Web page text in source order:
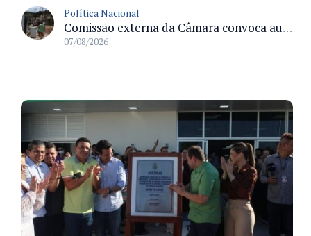
Política Nacional
Comissão externa da Câmara convoca audiência pública sobre chuvas na Zona da Mata de Minas Gerais e impactos em Juiz de Fora
07/08/2026